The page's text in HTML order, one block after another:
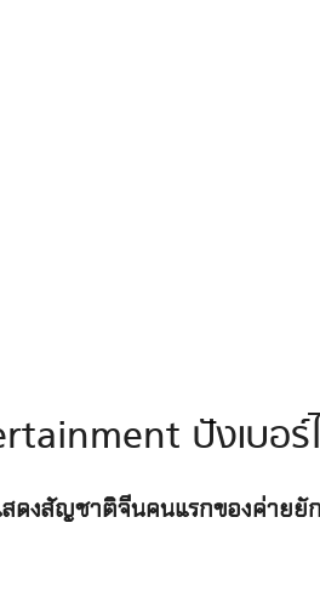
ปังเบอร์
ดงสัญชาติจีนคนแรกของค่ายยั